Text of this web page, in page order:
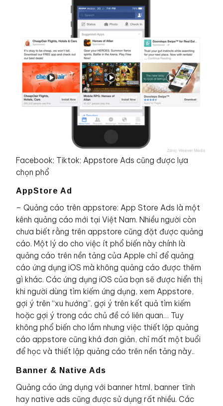
Facebook; Tiktok; Appstore Ads cũng được lựa
chọn phổ
AppStore Ad
– Quảng cáo trên appstore: App Store Ads là một
kênh quảng cáo mới tại Việt Nam. Nhiều người còn
chưa biết rằng trên appstore cũng đặt được quảng
cáo. Một lý do cho việc ít phổ biến này chính là
quảng cáo trên nền tảng của Apple chỉ để quảng
cáo ứng dụng iOS mà không quảng cáo được thêm
gì khác. Các ứng dụng iOS của bạn sẽ được hiển thị
khi người dùng tìm kiếm ứng dụng, xem Appstore,
gợi ý trên “xu hướng”, gợi ý trên kết quả tìm kiếm
hoặc gợi ý trong các chủ đề có liên quan… Tuy
không phổ biến cho lắm nhưng việc thiết lập quảng
cáo appstore cũng khá đơn giản, chỉ mất một buổi
để học và thiết lập quảng cáo trên nền tảng này..
Banner & Native Ads
Quảng cáo ứng dụng với banner html, banner tĩnh
hay native ads cũng được sử dụng rất nhiều. Các